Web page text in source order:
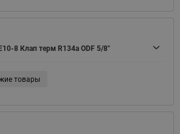
8 Клап терм R134a ODF 5/8"
товары